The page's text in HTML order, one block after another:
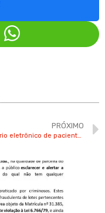
PRÓXIMO
Prontuário eletrônico de pacientes é introduzido na Upinha de Valinhos